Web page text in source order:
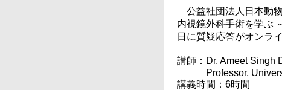
公益社団法人日本動
内視鏡外科手術を学ぶ
日に質疑応答がオンラ
講師：Dr. Ameet Singh
Professor,
講義時間：6時間